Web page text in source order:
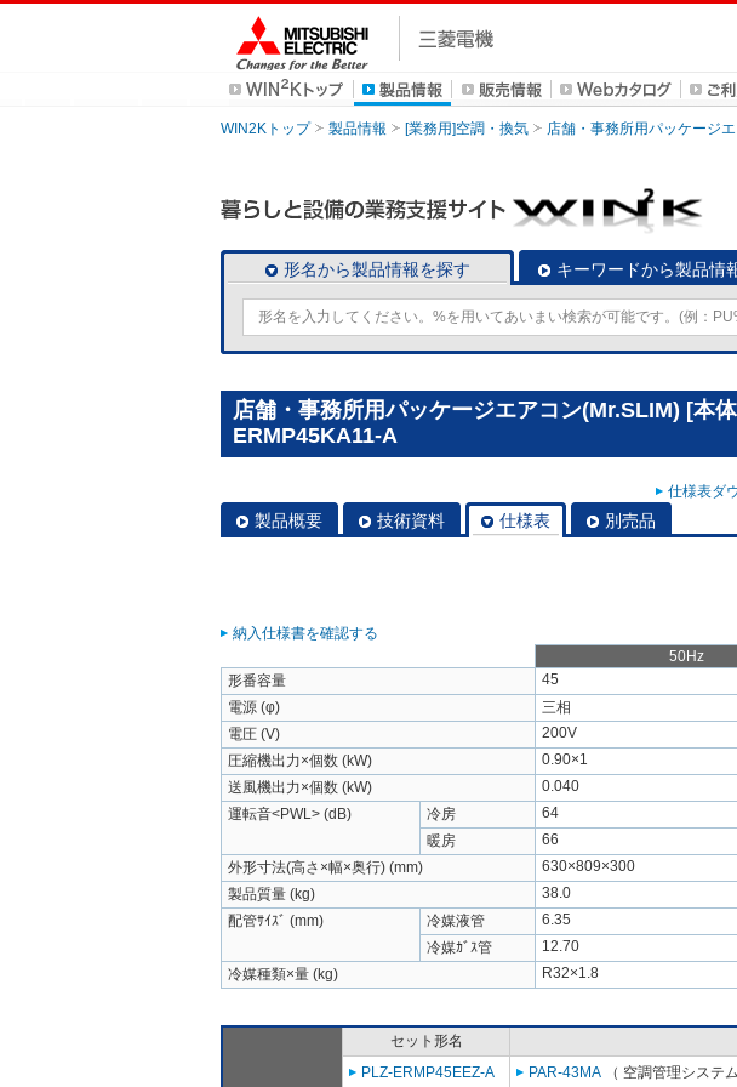
WIN2Kトップ 製品情報 [業務用]空調・換気 店舗・事務所用パッケージ
形名から製品情報を探す キーワードから製品情
店舗・事務所用パッケージエアコン(Mr.SLIM) [本
ERMP45KA11-A
仕様表ダ
製品概要 技術資料 仕様表 別売品
納入仕様書を確認する
50Hz
形番容量
45
電源 (φ)
三相
電圧 (V)
200V
圧縮機出力×個数 (kW)
0.90×1
送風機出力×個数 (kW)
0.040
運転音<PWL> (dB)
冷房 64
暖房
66
外形寸法(高さ×幅×奥行) (mm)
630×809×300
製品質量 (kg)
38.0
配管ｻｲｽﾞ (mm)
冷媒液管
6.35
冷媒ｶﾞｽ管
12.70
冷媒種類×量 (kg)
R32×1.8
セット形名
PLZ-ERMP45EEZ-A
PAR-43MA （ 空調管理システ